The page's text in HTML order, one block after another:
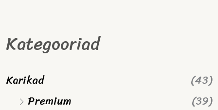
Kategooriad
Karikad
(43)
Premium
(39)